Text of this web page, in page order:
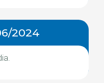
2024